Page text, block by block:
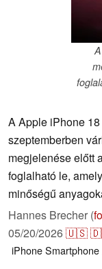
A Apple iPhone
szeptemberben
megjelenése előtt
foglalható le,
minőségű
Hannes Brecher (
05/20/2026🇺🇸
iPhoneSmartphone